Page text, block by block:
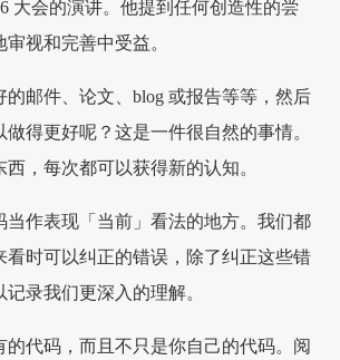
大会的演讲。他提到任何创造性的尝
视和完善中受益。
的邮件、论文、blog 或报告等等，然后
得更好呢？这是一件很自然的事情。
，每次都可以获得新的认知。
当作表现「当前」看法的地方。我们都
看时可以纠正的错误，除了纠正这些错
录我们更深入的理解。
的代码，而且不只是你自己的代码。阅